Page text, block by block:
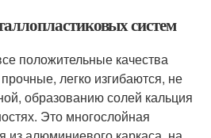
систем
положительные качества
легко изгибаются, не
образованию солей кальция
Это многослойная